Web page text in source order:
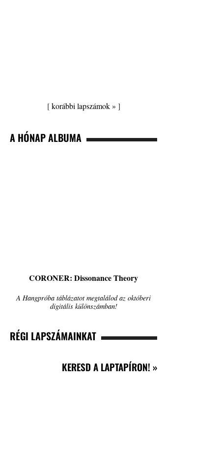
[korábbi lapszámok » ]
A HÓNAP ALBUMA
CORONER: Dissonance Theory
A Hangpróba táblázatot megtalálod az októberi
digitális különszámban!
RÉGI LAPSZÁMAINKAT
KERESD A LAPTAPÍRON! »